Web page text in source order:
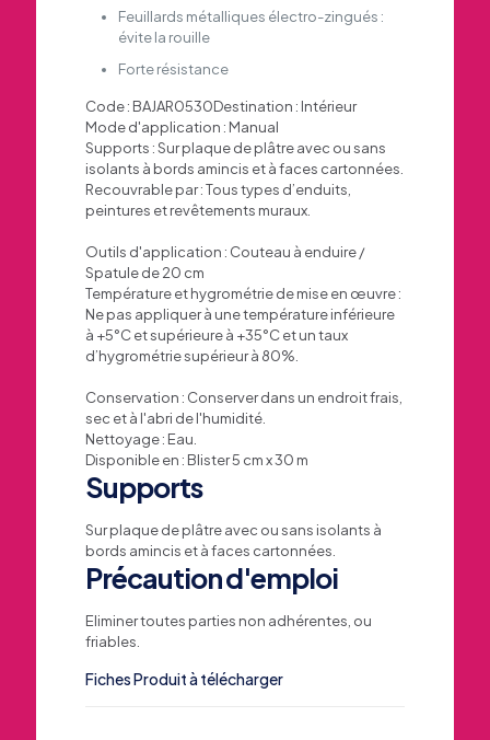
Feuillards métalliques électro-zingués :
évite la rouille
Forte résistance
Code : BAJAR0530Destination : Intérieur
Mode d'application : Manual
Supports :Sur plaque de plâtre avec ou sans
isolants à bords amincis et à faces cartonnées.
Recouvrable par :Tous types d’enduits,
peintures et revêtements muraux.
Outils d'application : Couteau à enduire /
Spatule de 20 cm
Température et hygrométrie de mise en œuvre :
Ne pas appliquer à une température inférieure
à +5°C et supérieure à +35°C et un taux
d’hygrométrie supérieur à 80%.
Conservation : Conserver dans un endroit frais,
sec et à l'abri de l'humidité.
Nettoyage : Eau.
Disponible en : Blister 5 cm x 30 m
Supports
Sur plaque de plâtre avec ou sans isolants à
bords amincis et à faces cartonnées.
Précaution d'emploi
Eliminer toutes parties non adhérentes, ou
friables.
Fiches Produit à télécharger